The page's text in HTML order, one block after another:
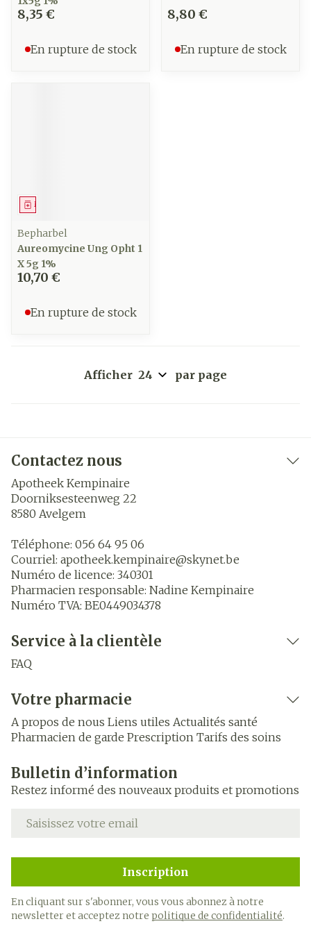
8,35 €
En rupture de stock
8,80 €
En rupture de stock
Médicament
Bepharbel
Aureomycine Ung Opht 1
X 5g 1%
10,70 €
En rupture de stock
Afficher par page
Contactez nous
Apotheek Kempinaire
Doorniksesteenweg 22
8580 Avelgem
Téléphone: 056 64 95 06
Courriel: apotheek.kempinaire@skynet.be
Numéro de licence: 340301
Pharmacien responsable: Nadine Kempinaire
Numéro TVA: BE0449034378
Service à la clientèle
FAQ
Votre pharmacie
A propos de nous Liens utiles Actualités santé
Pharmacien de garde Prescription Tarifs des soins
Bulletin d’information
Restez informé des nouveaux produits et promotions
Adresse mail
Inscription
En cliquant sur s'abonner, vous vous abonnez à notre
newsletter et acceptez notre politique de confidentialité.